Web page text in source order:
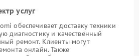
услуг
обеспечивает доставку техники
диагностику и качественный
ремонт. Клиенты могут
онлайн. Также